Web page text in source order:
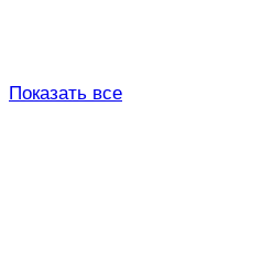
Показать все